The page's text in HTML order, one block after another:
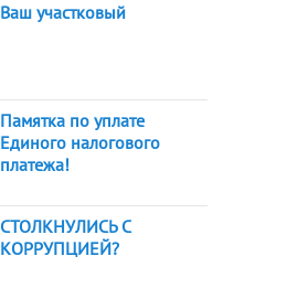
Ваш участковый
Памятка по уплате
Единого налогового
платежа!
СТОЛКНУЛИСЬ С
КОРРУПЦИЕЙ?